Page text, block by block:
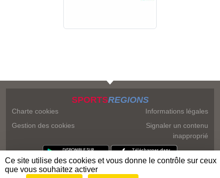
SPORTSREGIONS
Charte cookies
Gestion des cookies
Informations légales
Signaler un contenu
inapproprié
Ce site utilise des cookies et vous donne le contrôle sur ceux
que vous souhaitez activer